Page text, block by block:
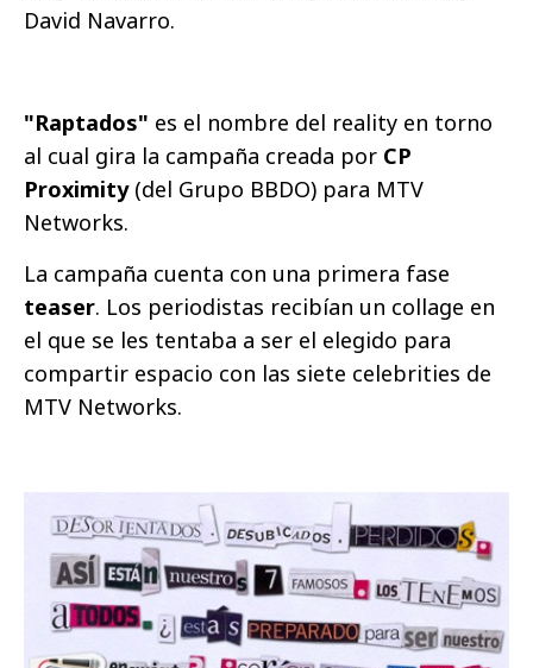
David Navarro.
"Raptados" es el nombre del reality en torno
al cual gira la campaña creada por CP
Proximity(del Grupo BBDO) para MTV
Networks.
La campaña cuenta con una primera fase
teaser. Los periodistas recibían un collage en
el que se les tentaba a ser el elegido para
compartir espacio con las siete celebrities de
MTV Networks.